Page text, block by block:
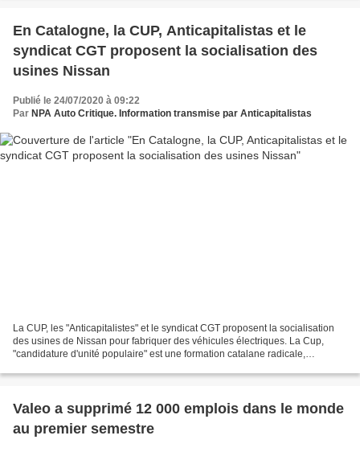
En Catalogne, la CUP, Anticapitalistas et le
syndicat CGT proposent la socialisation des
usines Nissan
Publié le 24/07/2020 à 09:22
Par NPA Auto Critique. Information transmise par Anticapitalistas
La CUP, les "Anticapitalistes" et le syndicat CGT proposent la socialisation
des usines de Nissan pour fabriquer des véhicules électriques. La Cup,
"candidature d'unité populaire" est une formation catalane radicale,
Valeo a supprimé 12 000 emplois dans le monde
au premier semestre